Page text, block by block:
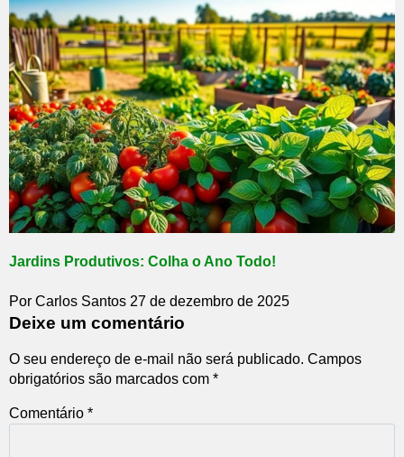
Jardins Produtivos: Colha o Ano Todo!
Por Carlos Santos 27 de dezembro de 2025
Deixe um comentário
O seu endereço de e-mail não será publicado. Campos
obrigatórios são marcados com *
Comentário *